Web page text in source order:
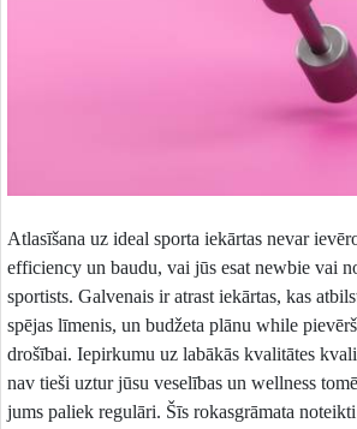
Atlasīšana uz ideal sporta iekārtas nevar
efficiency un baudu, vai jūs esat newbie vai
sportists. Galvenais ir atrast iekārtas, kas
spējas līmenis, un budžeta plānu while
drošībai. Iepirkumu uz labākās kvalitātes
nav tieši uztur jūsu veselības un wellness
jums paliek regulāri. Šīs rokasgrāmata